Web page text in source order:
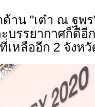
ด้าน "เต๋า ณ ฐพ
บรรยากาศก็ดีอี
เหลืออีก 2 จัง